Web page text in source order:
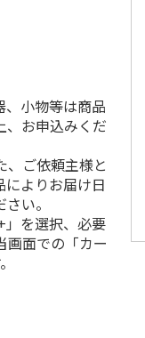
小物等は商品
、お申込みくだ
ご依頼主様と
よりお届け日
い。
を選択、必要
画面での「カー